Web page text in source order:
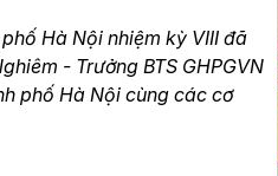
Hà Nội nhiệm kỳ VIII đã
- Trưởng BTS GHPGVN
phố Hà Nội cùng các cơ